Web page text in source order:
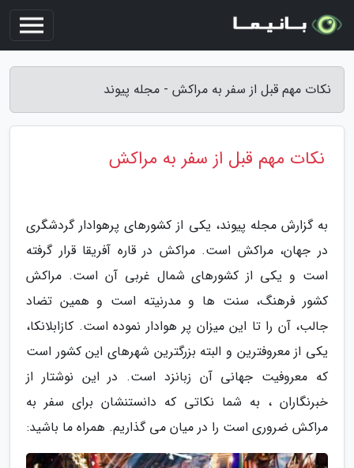
نکات مهم قبل از سفر به مراکش - مجله پیوند
نکات مهم قبل از سفر به مراکش
به گزارش مجله پیوند، یکی از کشورهای پرهوادار گردشگری
در جهان، مراکش است. مراکش در قاره آفریقا قرار گرفته
است و یکی از کشورهای شمال غربی آن است. مراکش
کشور فرهنگ، سنت ها و مدرنیته است و همین تضاد
جالب، آن را تا این میزان پر هوادار نموده است. کازابلانکا،
یکی از معروفترین و البته بزرگترین شهرهای این کشور است
که معروفیت جهانی آن زبانزد است. در این نوشتار از
خبرنگاران ، به شما نکاتی که دانستنشان برای سفر به
مراکش ضروری است را در میان می گذاریم. همراه ما باشید: